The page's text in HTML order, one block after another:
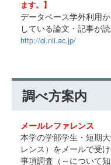
ます。】
データベース学外利用
している論文・記事が読
http://ci.nii.ac.jp/
調べ方案内
メールレファレンス
本学の学部学生・短期
レンス）をメールで受け
事項調査（～について